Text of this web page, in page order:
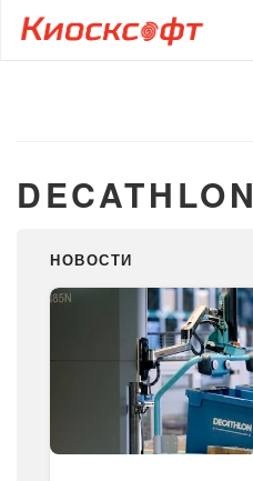
DECATHLON
НОВОСТИ